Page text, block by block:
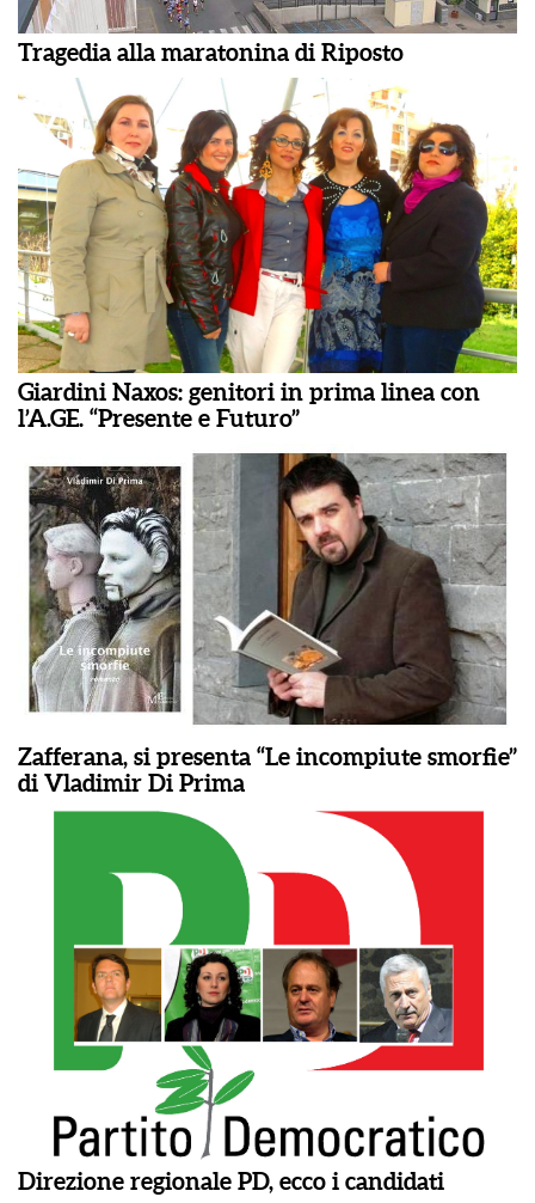
Tragedia alla maratonina di Riposto
Giardini Naxos: genitori in prima linea con
l’A.GE. “Presente e Futuro”
Zafferana, si presenta “Le incompiute smorfie”
di Vladimir Di Prima
Direzione regionale PD, ecco i candidati